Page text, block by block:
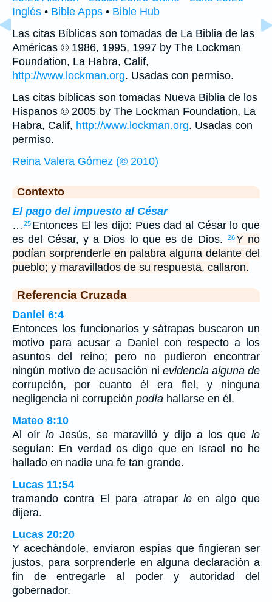
Inglés • Bible Apps • Bible Hub
Las citas Bíblicas son tomadas de La Biblia de las
Américas © 1986, 1995, 1997 by The Lockman
Foundation, La Habra, Calif,
http://www.lockman.org. Usadas con permiso.
Las citas bíblicas son tomadas Nueva Biblia de los
Hispanos © 2005 by The Lockman Foundation, La
Habra, Calif, http://www.lockman.org. Usadas con
permiso.
Reina Valera Gómez (© 2010)
Contexto
El pago del impuesto al César
… 25 Entonces El les dijo: Pues dad al César lo que
es del César, y a Dios lo que es de Dios.
26Y no
podían sorprenderle en palabra alguna delante del
pueblo; y maravillados de su respuesta, callaron.
Referencia Cruzada
Daniel 6:4
Entonces los funcionarios y sátrapas buscaron un
motivo para acusar a Daniel con respecto a los
asuntos del reino; pero no pudieron encontrar
ningún motivo de acusación ni evidencia alguna de
corrupción, por cuanto él era fiel, y ninguna
negligencia ni corrupción podía hallarse en él.
Mateo 8:10
Al oírlo Jesús, se maravilló y dijo a los quele
seguían: En verdad os digo que en Israel no he
hallado en nadie una fe tan grande.
Lucas 11:54
tramando contra El para atrapar leen algo que
dijera.
Lucas 20:20
Y acechándole, enviaron espías que fingieran ser
justos, para sorprenderle en alguna declaración a
fin de entregarle al poder y autoridad del
gobernador.